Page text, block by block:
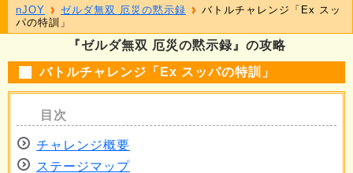
『ゼルダ無双 厄災の黙示録』の攻略
バトルチャレンジ「Ex スッパの特訓」
チャレンジ概要
ステージマップ
nJOY ゼルダ無双 厄災の黙示録
バトルチャレンジ「Ex スッ
パの特訓」